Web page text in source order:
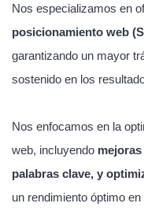
Nos especializamos en
posicionamiento web
garantizando un mayor
sostenido en los
Nos enfocamos en la
web, incluyendo
palabras clave, y
un rendimiento óptimo